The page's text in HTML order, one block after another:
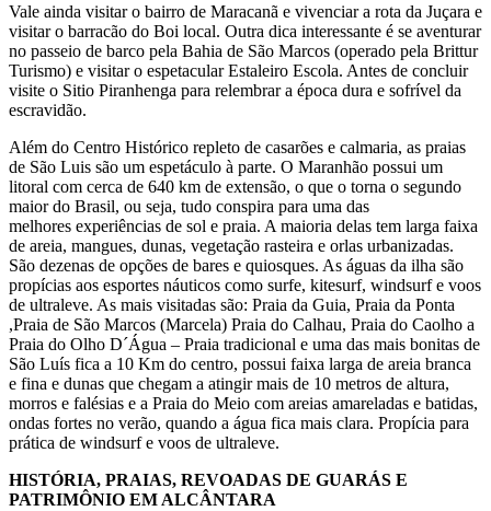
Vale ainda visitar o bairro de Maracanã e vivenciar a rota da Juçara e
visitar o barracão do Boi local. Outra dica interessante é se aventurar
no passeio de barco pela Bahia de São Marcos (operado pela Brittur
Turismo) e visitar o espetacular Estaleiro Escola. Antes de concluir
visite o Sitio Piranhenga para relembrar a época dura e sofrível da
escravidão.
Além do Centro Histórico repleto de casarões e calmaria, as praias
de São Luis são um espetáculo à parte. O Maranhão possui um
litoral com cerca de 640 km de extensão, o que o torna o segundo
maior do Brasil, ou seja, tudo conspira para uma das
melhores experiências de sol e praia. A maioria delas tem larga faixa
de areia, mangues, dunas, vegetação rasteira e orlas urbanizadas.
São dezenas de opções de bares e quiosques. As águas da ilha são
propícias aos esportes náuticos como surfe, kitesurf, windsurf e voos
de ultraleve. As mais visitadas são: Praia da Guia, Praia da Ponta
,Praia de São Marcos (Marcela) Praia do Calhau, Praia do Caolho a
Praia do Olho D´Água – Praia tradicional e uma das mais bonitas de
São Luís fica a 10 Km do centro, possui faixa larga de areia branca
e fina e dunas que chegam a atingir mais de 10 metros de altura,
morros e falésias e a Praia do Meio com areias amareladas e batidas,
ondas fortes no verão, quando a água fica mais clara. Propícia para
prática de windsurf e voos de ultraleve.
HISTÓRIA, PRAIAS, REVOADAS DE GUARÁS E
PATRIMÔNIO EM ALCÂNTARA